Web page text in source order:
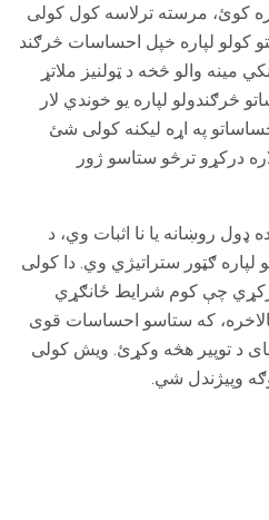
کوئ، مرسته ترلاسه کول کولی
کولو لپاره خپل احساسات څرګند
مینه والو څخه د ټولنیز ملاتړ
لپاره یو خوندي لار
په اړه لیکنه کولی شئ
درکړو ترڅو ستاسو ژور
روښانه یا نا اثبات وي، د
ګټور ستراتیژي وي. دا کولی
چې کوم شرایط ځانګړي
که ستاسو احساسات قوی
د توپیر هڅه وکړئ. ویش کولی
وپیژندل شي.